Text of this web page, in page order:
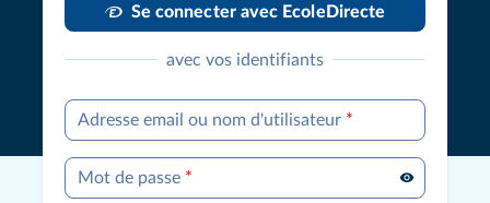
Se connecter avec EcoleDirecte
avec vos identifiants
Adresse email ou nom d'utilisateur *
Mot de passe *